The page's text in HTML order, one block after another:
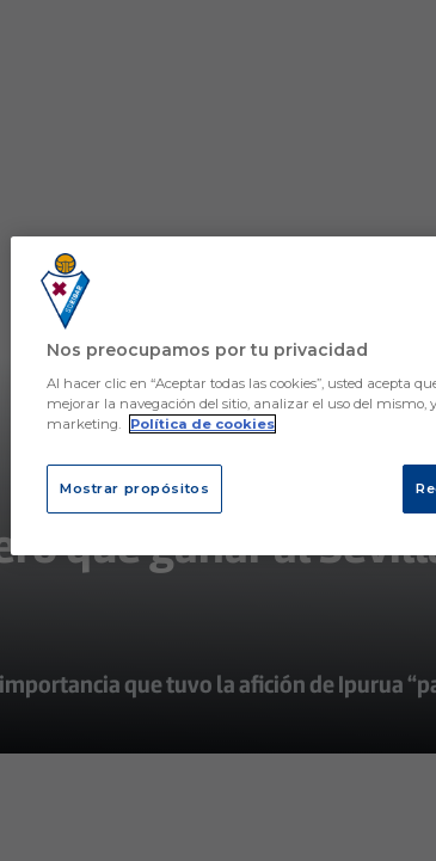
que ganar al
que tuvo la afición de Ipurua
Nos preocupamos por tu privacidad
Al hacer clic en “Aceptar todas las cookies”, usted acepta
mejorar la navegación del sitio, analizar el uso del mismo,
marketing.
Política de cookies
Mostrar propósitos